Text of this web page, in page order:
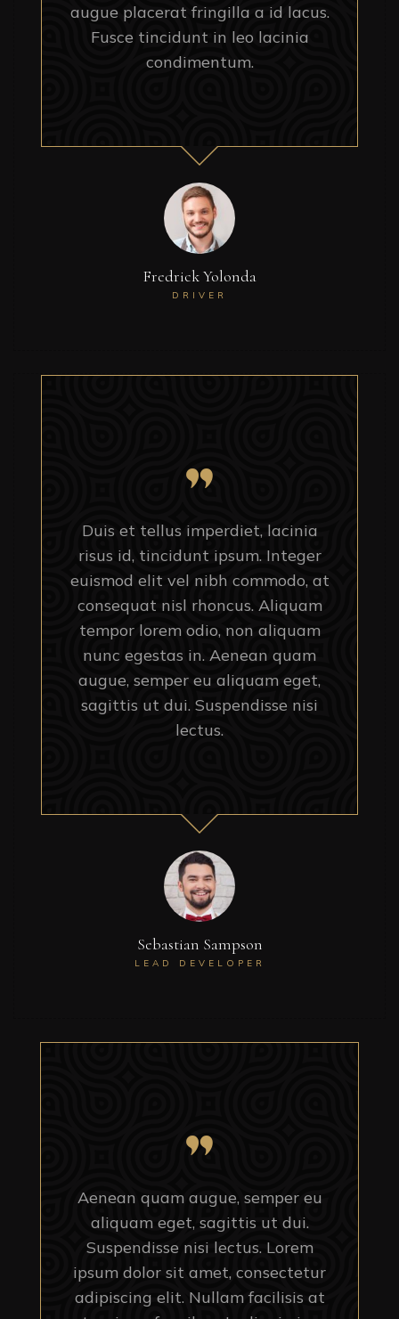
augue placerat fringilla a id lacus.
Fusce tincidunt in leo lacinia
condimentum.
Fredrick Yolonda
DRIVER
Duis et tellus imperdiet, lacinia
risus id, tincidunt ipsum. Integer
euismod elit vel nibh commodo, at
consequat nisl rhoncus. Aliquam
tempor lorem odio, non aliquam
nunc egestas in. Aenean quam
augue, semper eu aliquam eget,
sagittis ut dui. Suspendisse nisi
lectus.
Sebastian Sampson
LEAD DEVELOPER
Aenean quam augue, semper eu
aliquam eget, sagittis ut dui.
Suspendisse nisi lectus. Lorem
ipsum dolor sit amet, consectetur
adipiscing elit. Nullam facilisis at